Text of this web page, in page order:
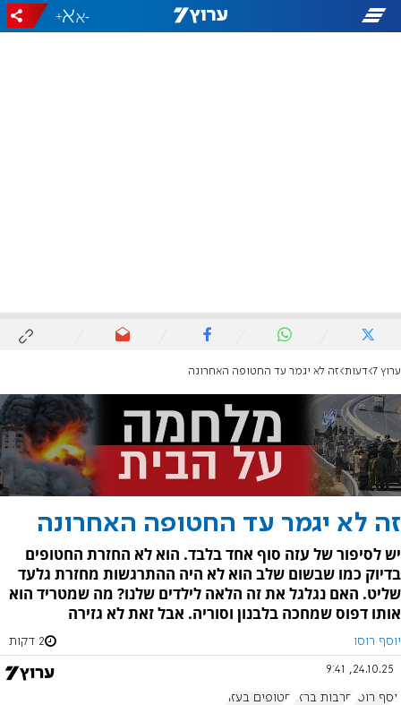
-
+
ערוץ 7 דעות זה לא יגמר עד החטופה האחרונה
זה לא יגמר עד החטופה האחרונה
יש לסיפור של עזה סוף אחד בלבד. הוא לא החזרת החטופים
בדיוק כמו שבשום שלב הוא לא היה ההתרגשות מחזרת גלעד
שליט. האם נגלגל את זה הלאה לילדים שלנו? מה שמטריד הוא
אותו דפוס שמחכה בלבנון וסוריה. אבל זאת לא גזירה
יוסף רוסו 2 דקות
24.10.25, 9:41
יוסף רוסו חרבות ברזל חטופים בעזה